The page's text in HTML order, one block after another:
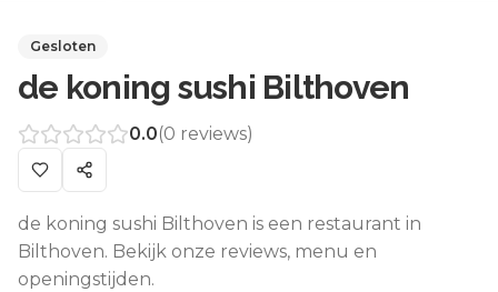
Gesloten
de koning sushi Bilthoven
0.0(0 reviews)
de koning sushi Bilthoven is een restaurant in
Bilthoven. Bekijk onze reviews, menu en
openingstijden.